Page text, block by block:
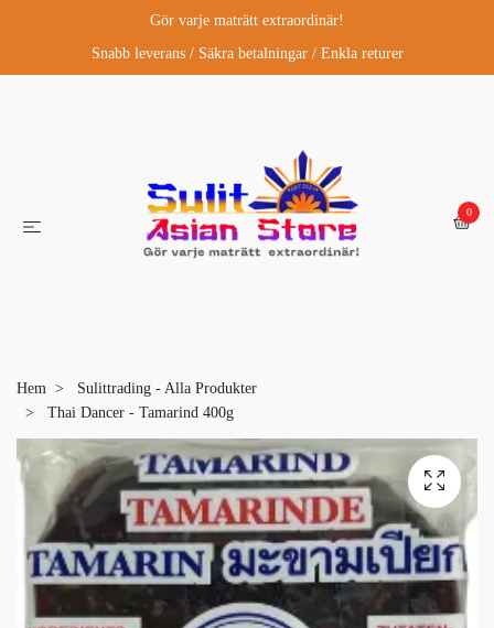
Gör varje maträtt extraordinär!
Snabb leverans / Säkra betalningar / Enkla returer
0
Hem
Sulittrading - Alla Produkter
Thai Dancer - Tamarind 400g